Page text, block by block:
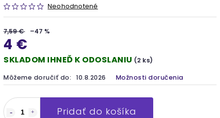
Neohodnotené
7,59 € –47 %
4 €
SKLADOM IHNEĎ K ODOSLANIU (2 ks)
Môžeme doručiť do: 10.8.2026 Možnosti doručenia
Pridať do košíka